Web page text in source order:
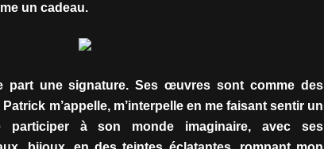
un cadeau.
part une signature. Ses œuvres sont comme des
m’appelle, m’interpelle en me faisant sentir un
participer à son monde imaginaire, avec ses